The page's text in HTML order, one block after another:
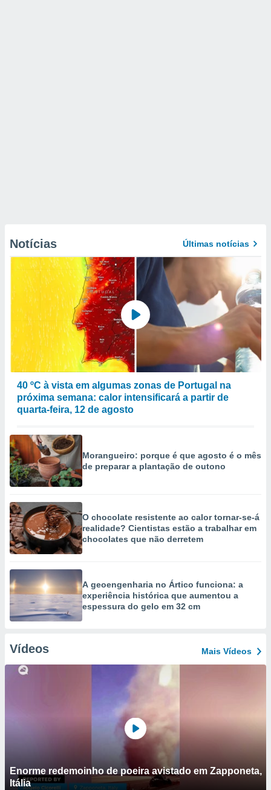
Notícias Últimas notícias
40 ºC à vista em algumas zonas de Portugal na
próxima semana: calor intensificará a partir de
quarta-feira, 12 de agosto
Morangueiro: porque é que agosto é o mês
de preparar a plantação de outono
O chocolate resistente ao calor tornar-se-á
realidade? Cientistas estão a trabalhar em
chocolates que não derretem
A geoengenharia no Ártico funciona: a
experiência histórica que aumentou a
espessura do gelo em 32 cm
Vídeos Mais Vídeos
Enorme redemoinho de poeira avistado em Zapponeta,
Itália